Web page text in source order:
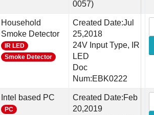
0057)
Household
Smoke Detector
IR LED
Smoke Detector
Created Date:Jul
25,2018
24V Input Type, IR
LED
Doc
Num:EBK0222
Intel based PC
PC
Created Date:Feb
20,2019